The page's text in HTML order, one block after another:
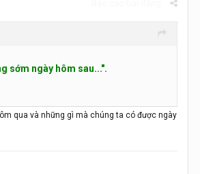
sớm ngày hôm sau...".
qua và những gì mà chúng ta có được ngày